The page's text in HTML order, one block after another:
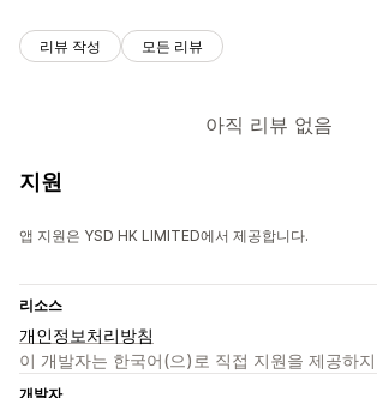
리뷰 작성 모든 리뷰
아직 리뷰 없음
지원
앱 지원은 YSD HK LIMITED에서 제공합니다.
리소스
개인정보처리방침
이 개발자는 한국어(으)로 직접 지원을 제공하
개발자